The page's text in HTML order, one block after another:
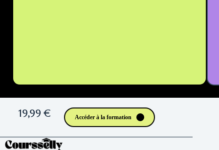
19,99 € Accéder à la formation